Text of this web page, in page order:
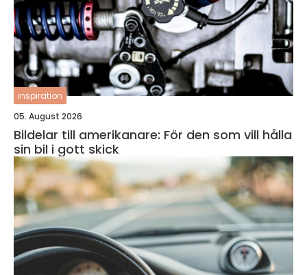
inspiration
05. August 2026
Bildelar till amerikanare: För den som vill hålla
sin bil i gott skick